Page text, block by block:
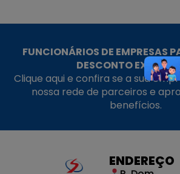
FUNCIONÁRIOS DE EMPRESAS
DESCONTO
Clique aqui e confira se a sua
nossa rede de parceiros e
benefícios.
ENDEREÇO